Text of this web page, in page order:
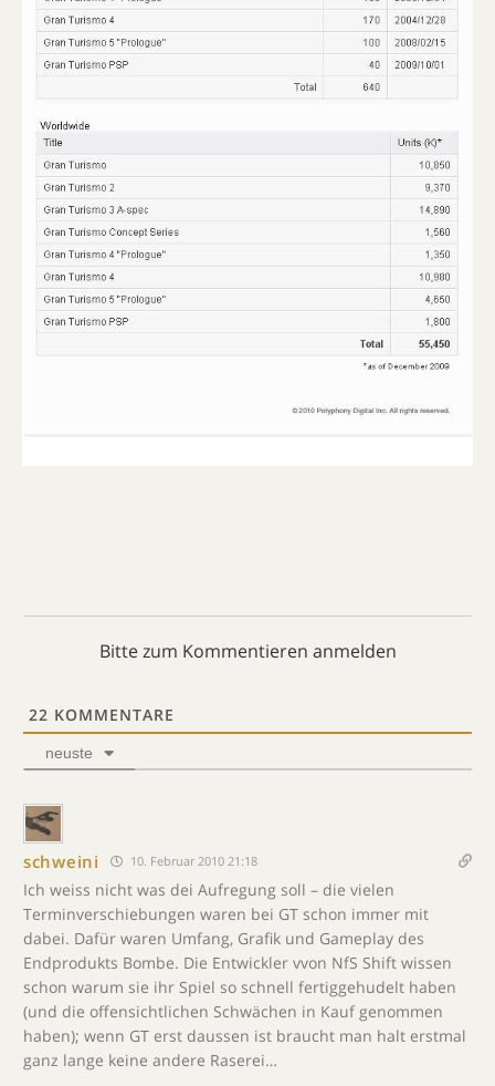
Bitte zum Kommentieren anmelden
22 KOMMENTARE
neuste
schweini 10. Februar 2010 21:18
Ich weiss nicht was dei Aufregung soll – die vielen
Terminverschiebungen waren bei GT schon immer mit
dabei. Dafür waren Umfang, Grafik und Gameplay des
Endprodukts Bombe. Die Entwickler vvon NfS Shift wissen
schon warum sie ihr Spiel so schnell fertiggehudelt haben
(und die offensichtlichen Schwächen in Kauf genommen
haben); wenn GT erst daussen ist braucht man halt erstmal
ganz lange keine andere Raserei…